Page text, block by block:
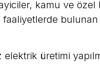
kamu ve özel
faaliyetlerde
üretimi